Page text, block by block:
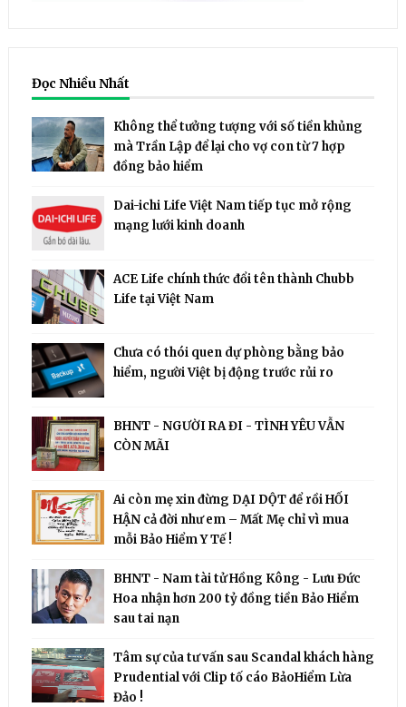
Đọc Nhiều Nhất
Không thể tưởng tượng với số tiền khủng
mà Trần Lập để lại cho vợ con từ 7 hợp
đồng bảo hiểm
Dai-ichi Life Việt Nam tiếp tục mở rộng
mạng lưới kinh doanh
ACE Life chính thức đổi tên thành Chubb
Life tại Việt Nam
Chưa có thói quen dự phòng bằng bảo
hiểm, người Việt bị động trước rủi ro
BHNT - NGƯỜI RA ĐI - TÌNH YÊU VẪN
CÒN MÃI
Ai còn mẹ xin đừng DẠI DỘT để rồi HỐI
HẬN cả đời như em – Mất Mẹ chỉ vì mua
mỗi Bảo Hiểm Y Tế !
BHNT - Nam tài tử Hồng Kông - Lưu Đức
Hoa nhận hơn 200 tỷ đồng tiền Bảo Hiểm
sau tai nạn
Tâm sự của tư vấn sau Scandal khách hàng
Prudential với Clip tố cáo BảoHiểm Lừa
Đảo !